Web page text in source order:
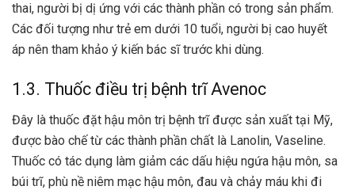
thai, người bị dị ứng với các thành phần có trong sản phẩm.
Các đối tượng như trẻ em dưới 10 tuổi, người bị cao huyết
áp nên tham khảo ý kiến bác sĩ trước khi dùng.
1.3. Thuốc điều trị bệnh trĩ Avenoc
Đây là thuốc đặt hậu môn trị bệnh trĩ được sản xuất tại Mỹ,
được bào chế từ các thành phần chất là Lanolin, Vaseline.
Thuốc có tác dụng làm giảm các dấu hiệu ngứa hậu môn, sa
búi trĩ, phù nề niêm mạc hậu môn, đau và chảy máu khi đi